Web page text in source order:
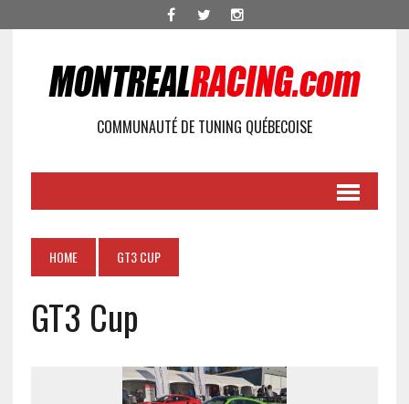
COMMUNAUTÉ DE TUNING QUÉBECOISE
HOME GT3 CUP
GT3 Cup